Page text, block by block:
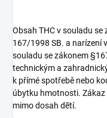
Obsah THC v souladu
167/1998 SB. a narízení
souladu se zákonem
technickým a
k přímé spotřebě nebo
úbytku hmotnosti. Zákaz
mimo dosah dētí.